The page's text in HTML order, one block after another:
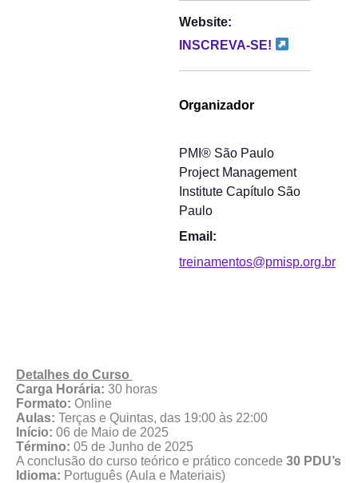
Website:
INSCREVA-SE!
Organizador
PMI® São Paulo
Project Management
Institute Capítulo São
Paulo
Email:
treinamentos@pmisp.org.br
Detalhes do Curso
Carga Horária: 30 horas
Formato: Online
Aulas: Terças e Quintas, das 19:00 às 22:00
Início: 06 de Maio de 2025
Término: 05 de Junho de 2025
A conclusão do curso teórico e prático concede 30 PDU’s
Idioma: Português (Aula e Materiais)